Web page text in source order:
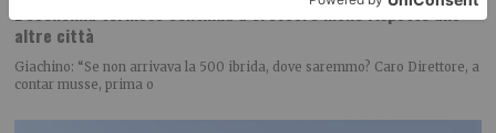
L’economia torinese continua a crescere meno rispetto alle
altre città
Giachino: “Se non arrivava la 500 ibrida, dove saremmo? Caro Direttore, a
contar musse, prima o